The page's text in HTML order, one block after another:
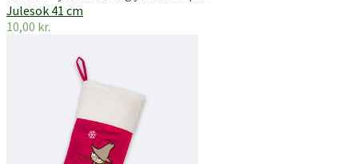
Julesok 41 cm
10,00 kr.